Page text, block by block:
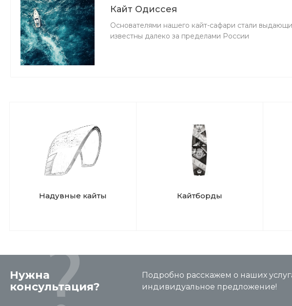
Кайт Одиссея
Основателями нашего кайт-сафари стали
известны далеко за пределами России
Надувные кайты Кайтборды
Нужна
консультация?
Подробно расскажем о наших
индивидуальное предложение!